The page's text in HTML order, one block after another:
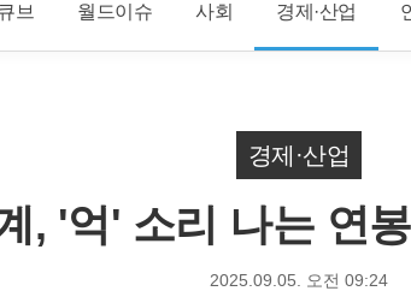
브 월드이슈 사회 경제·산업
경제·산업
, '억' 소리 나는 연
2025.09.05. 오전 09:24